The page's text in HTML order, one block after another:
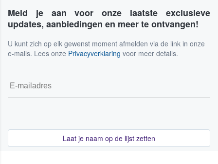
Meld je aan voor onze laatste exclusieve
updates, aanbiedingen en meer te ontvangen!
U kunt zich op elk gewenst moment afmelden via de link in onze
e-mails. Lees onze Privacyverklaring voor meer details.
Laat je naam op de lijst zetten